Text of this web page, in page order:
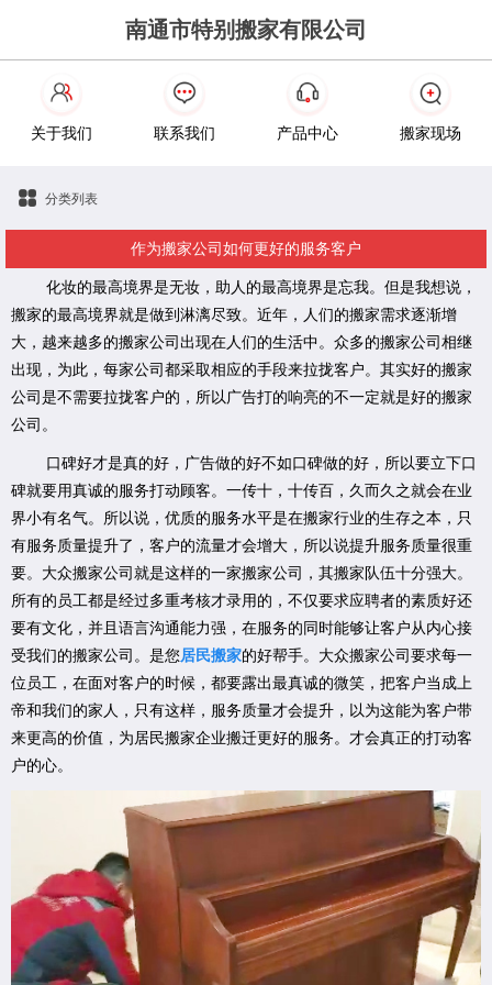
南通市特别搬家有限公司
关于我们 联系我们 产品中心 搬家现场
分类列表
作为搬家公司如何更好的服务客户
化妆的最高境界是无妆，助人的最高境界是忘我。但是我想说，
搬家的最高境界就是做到淋漓尽致。近年，人们的搬家需求逐渐增
大，越来越多的搬家公司出现在人们的生活中。众多的搬家公司相继
出现，为此，每家公司都采取相应的手段来拉拢客户。其实好的搬家
公司是不需要拉拢客户的，所以广告打的响亮的不一定就是好的搬家
公司。
口碑好才是真的好，广告做的好不如口碑做的好，所以要立下口
碑就要用真诚的服务打动顾客。一传十，十传百，久而久之就会在业
界小有名气。所以说，优质的服务水平是在搬家行业的生存之本，只
有服务质量提升了，客户的流量才会增大，所以说提升服务质量很重
要。大众搬家公司就是这样的一家搬家公司，其搬家队伍十分强大。
所有的员工都是经过多重考核才录用的，不仅要求应聘者的素质好还
要有文化，并且语言沟通能力强，在服务的同时能够让客户从内心接
受我们的搬家公司。是您居民搬家的好帮手。大众搬家公司要求每一
位员工，在面对客户的时候，都要露出最真诚的微笑，把客户当成上
帝和我们的家人，只有这样，服务质量才会提升，以为这能为客户带
来更高的价值，为居民搬家企业搬迁更好的服务。才会真正的打动客
户的心。